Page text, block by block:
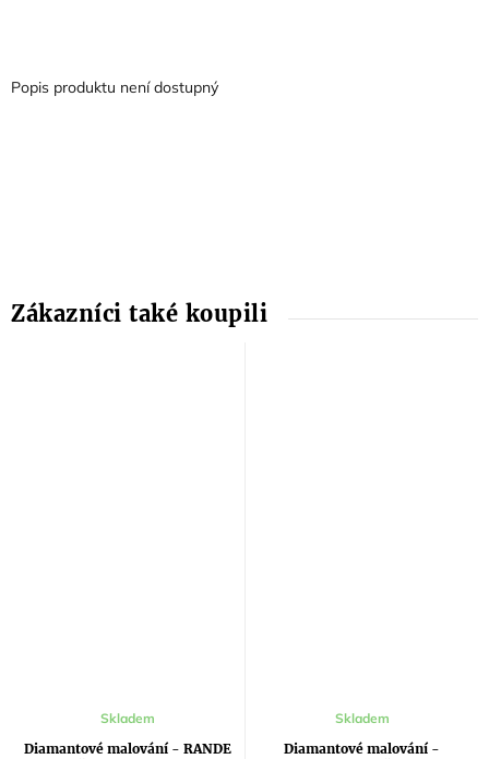
Popis produktu není dostupný
Diamantové malování - RANDE
Skladem
Diamantové malování -
Průměrné
produktu
Skladem